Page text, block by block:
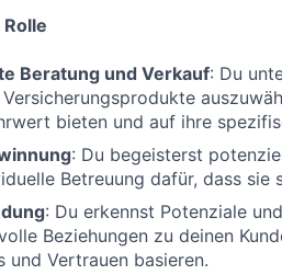
Beratung und Verkauf: Du
Versicherungsprodukte
bieten und auf ihre
: Du begeisterst
Betreuung dafür, dass sie
: Du erkennst Potenziale
Beziehungen zu deinen
und Vertrauen basieren.